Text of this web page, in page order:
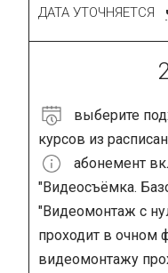
ДАТА УТОЧНЯЕТСЯ
выберите
курсов из
абонемент
"Видеосъёмка.
"Видеомонтаж с
проходит в очном
видеомонтажу